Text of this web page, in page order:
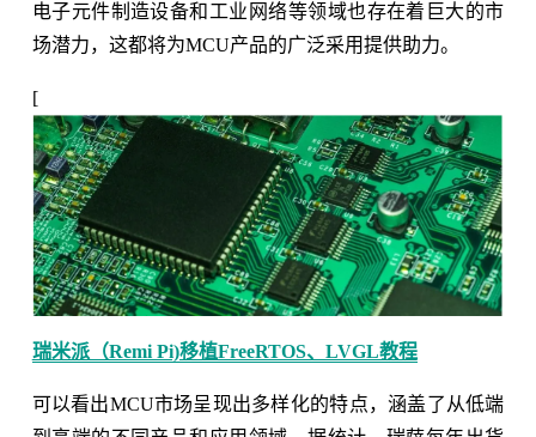
电子元件制造设备和工业网络等领域也存在着巨大的市
场潜力，这都将为MCU产品的广泛采用提供助力。
[
瑞米派（Remi Pi)移植FreeRTOS、LVGL教程
可以看出MCU市场呈现出多样化的特点，涵盖了从低端